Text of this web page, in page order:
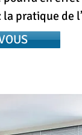
la pratique de
la pratique de